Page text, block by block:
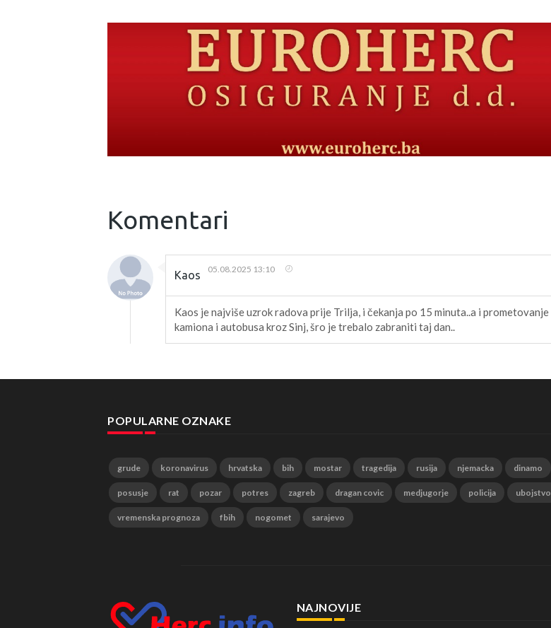
Komentari
Kaos 05.08.2025 13:10
Kaos je najviše uzrok radova prije Trilja, i čekanja po 15 minuta..a i prometovanje
kamiona i autobusa kroz Sinj, šro je trebalo zabraniti taj dan..
POPULARNE OZNAKE
grude koronavirus hrvatska bih mostar tragedija rusija njemacka dinamo
posusje rat pozar potres zagreb dragan covic medjugorje policija ubojstvo
vremenska prognoza fbih nogomet sarajevo
NAJNOVIJE